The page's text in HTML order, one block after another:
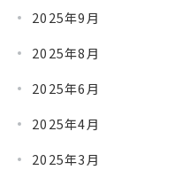
2025年9月
2025年8月
2025年6月
2025年4月
2025年3月